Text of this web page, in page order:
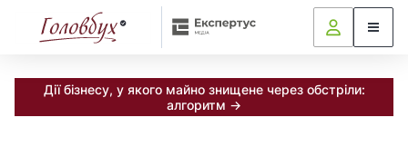
Дії бізнесу, у якого майно знищене через обстріли:
алгоритм →